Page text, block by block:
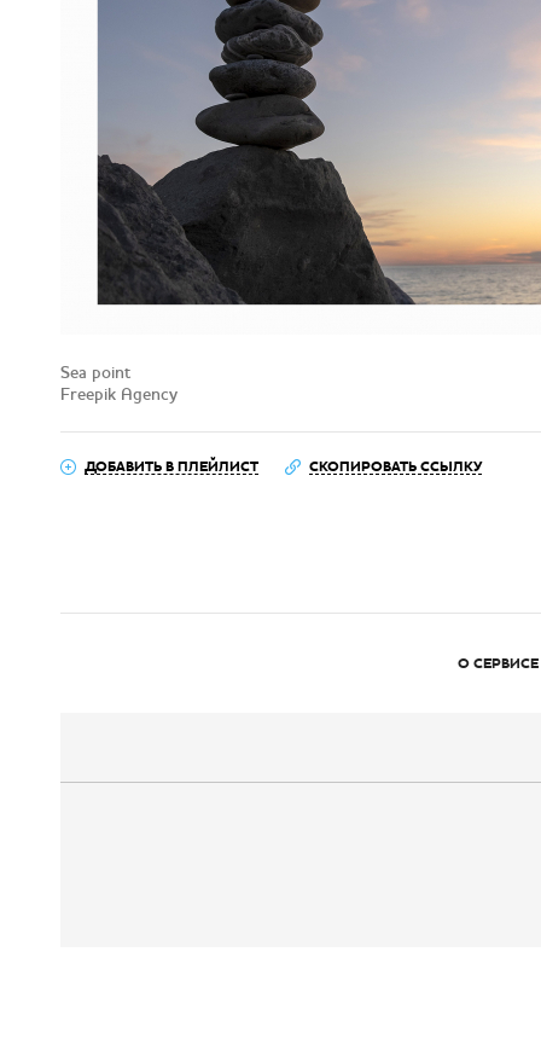
Sea point
Freepik Agency
ДОБАВИТЬ В ПЛЕЙЛИСТ СКОПИРОВАТЬ ССЫЛКУ
О СЕРВИСЕ